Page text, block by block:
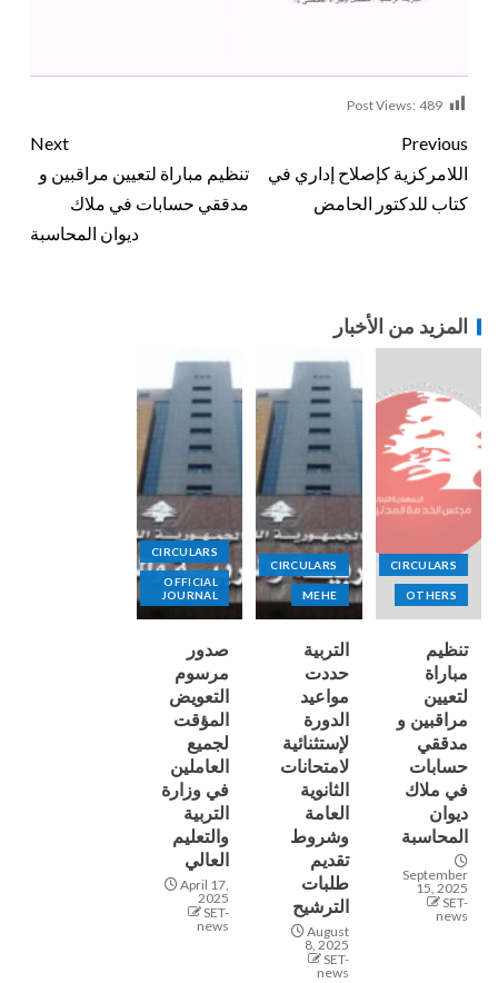
Post Views: 489
Previous
اللامركزية كإصلاح إداري في
كتاب للدكتور الحامض
Next
تنظيم مباراة لتعيين مراقبين و
مدققي حسابات في ملاك
ديوان المحاسبة
المزيد من الأخبار
CIRCULARS
OTHERS
تنظيم
مباراة
لتعيين
مراقبين و
مدققي
حسابات
في ملاك
ديوان
المحاسبة
September
15, 2025
SET-
news
CIRCULARS
MEHE
التربية
حددت
مواعيد
الدورة
لإستثنائية
لامتحانات
الثانوية
العامة
وشروط
تقديم
طلبات
الترشيح
August
8, 2025
SET-
news
CIRCULARS
OFFICIAL
JOURNAL
صدور
مرسوم
التعويض
المؤقت
لجميع
العاملين
في وزارة
التربية
والتعليم
العالي
April 17,
2025
SET-
news